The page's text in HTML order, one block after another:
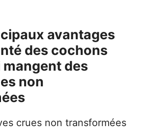
avantages
des cochons
mangent des
non
crues non transformées